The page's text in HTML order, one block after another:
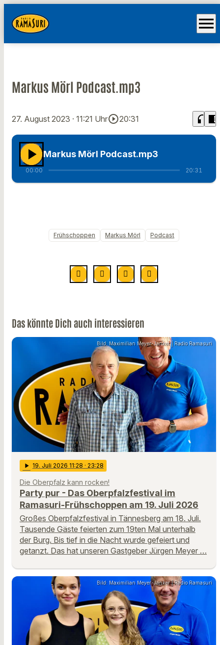
menu
Markus Mörl Podcast.mp3
27. August 2023 · 11:21 Uhrplay_circle_outline20:31 headphones chrome_reader_mode
play_arrow Markus Mörl Podcast.mp3
00:00 20:31
Frühschoppen Markus Mörl Podcast
Das könnte Dich auch interessieren
Bild: Maximilian Meyer-Janker | Radio Ramasuri
play_arrow 19. Juli 2026 11:28 · 23:28
Die Oberpfalz kann rocken!
Party pur - Das Oberpfalzfestival im
Ramasuri-Frühschoppen am 19. Juli 2026
Großes Oberpfalzfestival in Tännesberg am 18. Juli.
Tausende Gäste feierten zum 19ten Mal unterhalb
der Burg. Bis tief in die Nacht wurde gefeiert und
getanzt. Das hat unseren Gastgeber Jürgen Meyer …
Bild: Maximilian Meyer-Janker | Radio Ramasuri